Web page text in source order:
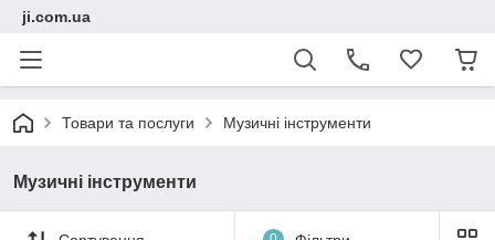
ji.com.ua
Товари та послуги Музичні інструменти
Музичні інструменти